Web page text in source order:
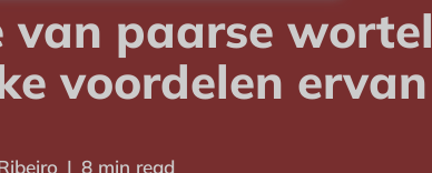
van paarse wortel
voordelen ervan
8 min read